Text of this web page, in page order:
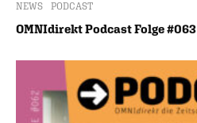
NEWS PODCAST
OMNIdirekt Podcast Folge #063